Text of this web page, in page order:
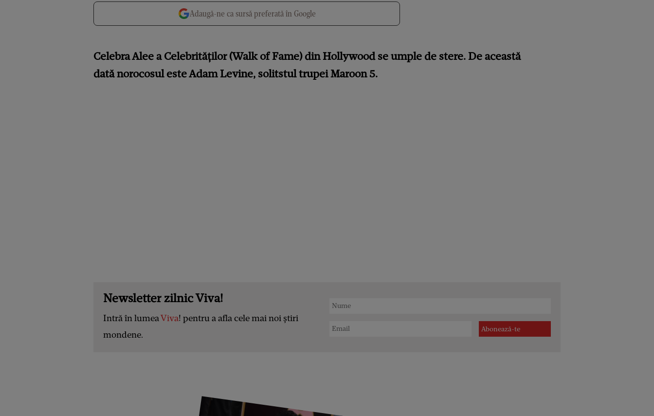
Adaugă-ne ca sursă preferată în Google
Celebra Alee a Celebrităților (Walk of Fame) din Hollywood se umple de stere. De această
dată norocosul este Adam Levine, solitstul trupei Maroon 5.
Newsletter zilnic Viva!
Intră în lumeaViva! pentru a afla cele mai noi știri
mondene.